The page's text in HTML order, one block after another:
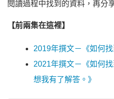
閱讀過程中找到的資料，再分
【前兩集在這裡】
2019年撰文－《如何找
2021年撰文－《如何
想我有了解答。》